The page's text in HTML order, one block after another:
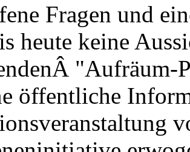
Fragen und
heute keine
"Aufräum-
öffentliche